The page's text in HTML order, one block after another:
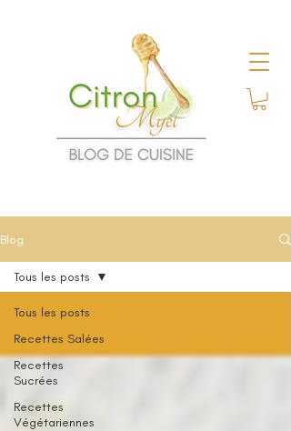
Blog
Tous les posts
Recettes Salées
Recettes
Sucrées
Recettes
Végétariennes
Tous les posts